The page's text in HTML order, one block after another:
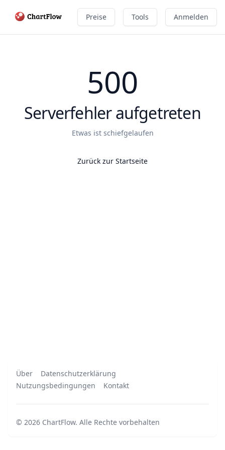
Preise Tools Anmelden
500
Serverfehler aufgetreten
Etwas ist schiefgelaufen
Zurück zur Startseite
Über
Datenschutzerklärung
Nutzungsbedingungen
Kontakt
© 2026 ChartFlow. Alle Rechte vorbehalten